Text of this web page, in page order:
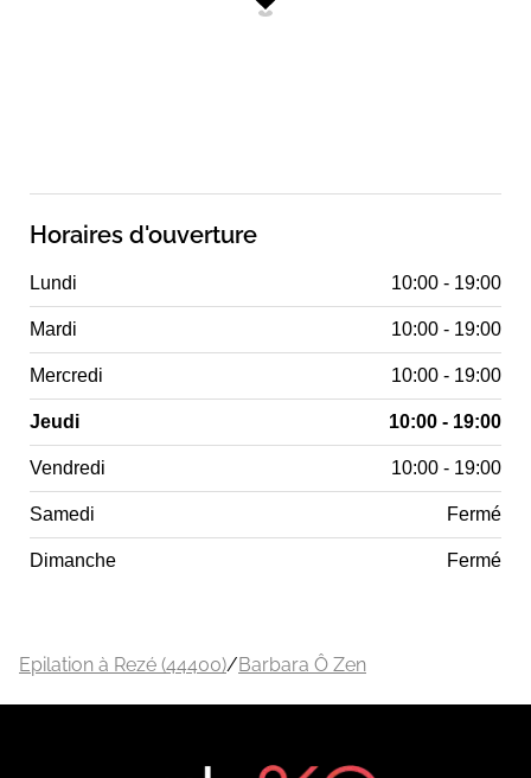
Horaires d'ouverture
Lundi 10:00 - 19:00
Mardi 10:00 - 19:00
Mercredi 10:00 - 19:00
Jeudi 10:00 - 19:00
Vendredi 10:00 - 19:00
Samedi Fermé
Dimanche Fermé
Epilation à Rezé (44400)/Barbara Ô Zen